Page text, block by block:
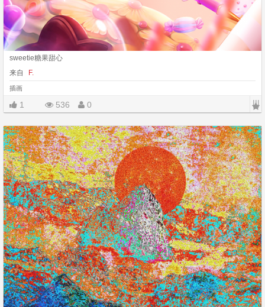
sweetie糖果甜心
来自
F.
插画
1 536 0 |||